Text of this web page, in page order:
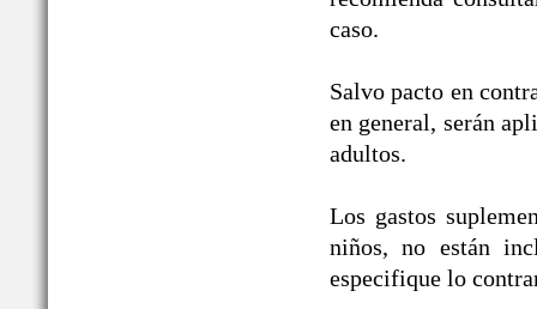
caso.
Salvo pacto en
en general, serán
adultos.
Los gastos
niños, no están
especifique lo